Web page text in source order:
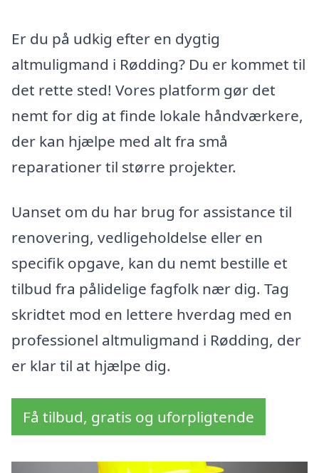
Er du på udkig efter en dygtig
altmuligmand i Rødding? Du er kommet til
det rette sted! Vores platform gør det
nemt for dig at finde lokale håndværkere,
der kan hjælpe med alt fra små
reparationer til større projekter.
Uanset om du har brug for assistance til
renovering, vedligeholdelse eller en
specifik opgave, kan du nemt bestille et
tilbud fra pålidelige fagfolk nær dig. Tag
skridtet mod en lettere hverdag med en
professionel altmuligmand i Rødding, der
er klar til at hjælpe dig.
Få tilbud, gratis og uforpligtende